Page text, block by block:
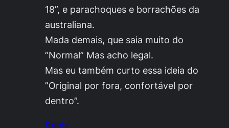
18”, e parachoques e borrachões da
australiana.
Mada demais, que saia muito do
”Normal” Mas acho legal.
Mas eu também curto essa ideia do
”Original por fora, confortável por
dentro”.
Reply